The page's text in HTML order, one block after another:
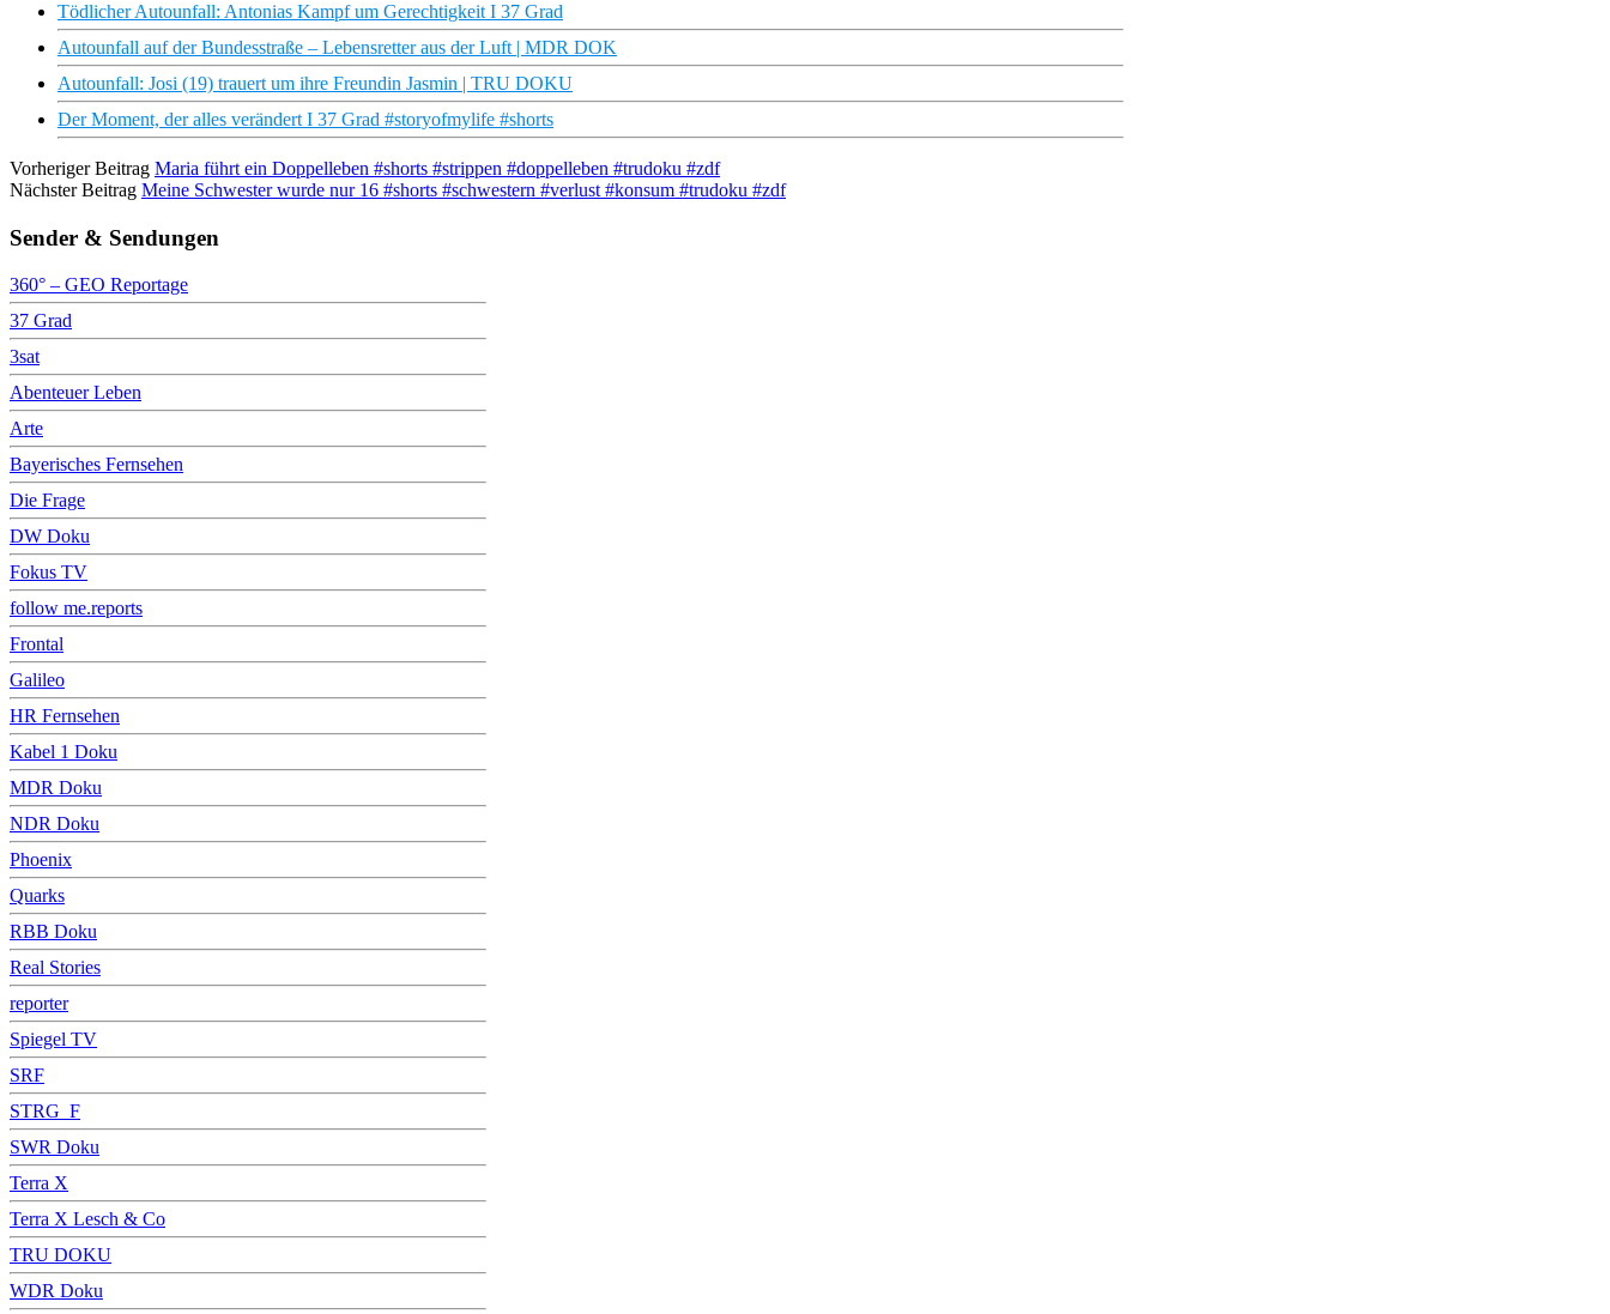
Tödlicher Autounfall: Antonias Kampf um Gerechtigkeit I 37 Grad
Autounfall auf der Bundesstraße – Lebensretter aus der Luft | MDR DOK
Autounfall: Josi (19) trauert um ihre Freundin Jasmin | TRU DOKU
Der Moment, der alles verändert I 37 Grad #storyofmylife #shorts
Vorheriger Beitrag Maria führt ein Doppelleben #shorts #strippen #doppelleben #trudoku #zdf
Nächster Beitrag Meine Schwester wurde nur 16 #shorts #schwestern #verlust #konsum #trudoku #zdf
Sender & Sendungen
360° – GEO Reportage
37 Grad
3sat
Abenteuer Leben
Arte
Bayerisches Fernsehen
Die Frage
DW Doku
Fokus TV
follow me.reports
Frontal
Galileo
HR Fernsehen
Kabel 1 Doku
MDR Doku
NDR Doku
Phoenix
Quarks
RBB Doku
Real Stories
reporter
Spiegel TV
SRF
STRG_F
SWR Doku
Terra X
Terra X Lesch & Co
TRU DOKU
WDR Doku